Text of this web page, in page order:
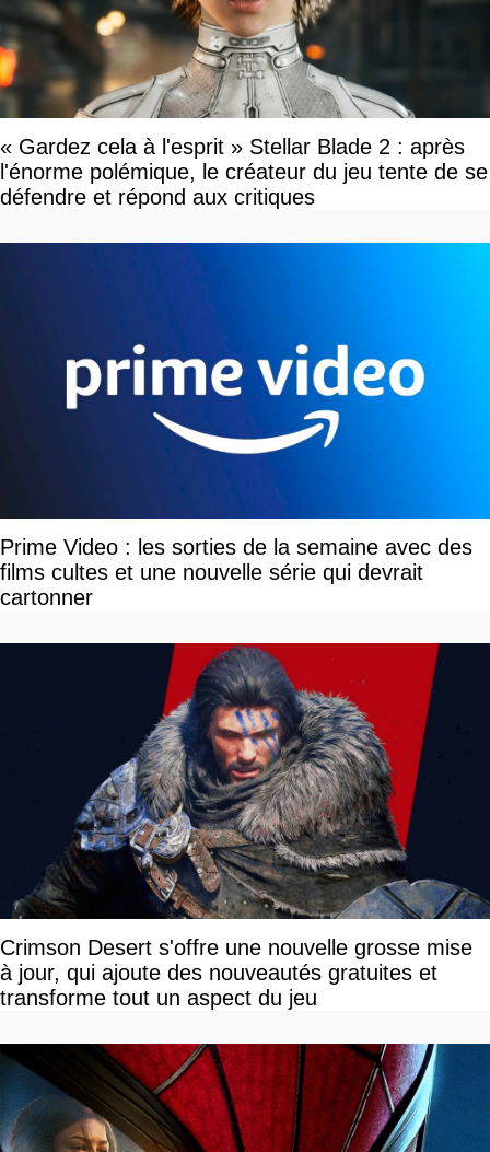
« Gardez cela à l'esprit » Stellar Blade 2 : après
l'énorme polémique, le créateur du jeu tente de se
défendre et répond aux critiques
Prime Video : les sorties de la semaine avec des
films cultes et une nouvelle série qui devrait
cartonner
Crimson Desert s'offre une nouvelle grosse mise
à jour, qui ajoute des nouveautés gratuites et
transforme tout un aspect du jeu